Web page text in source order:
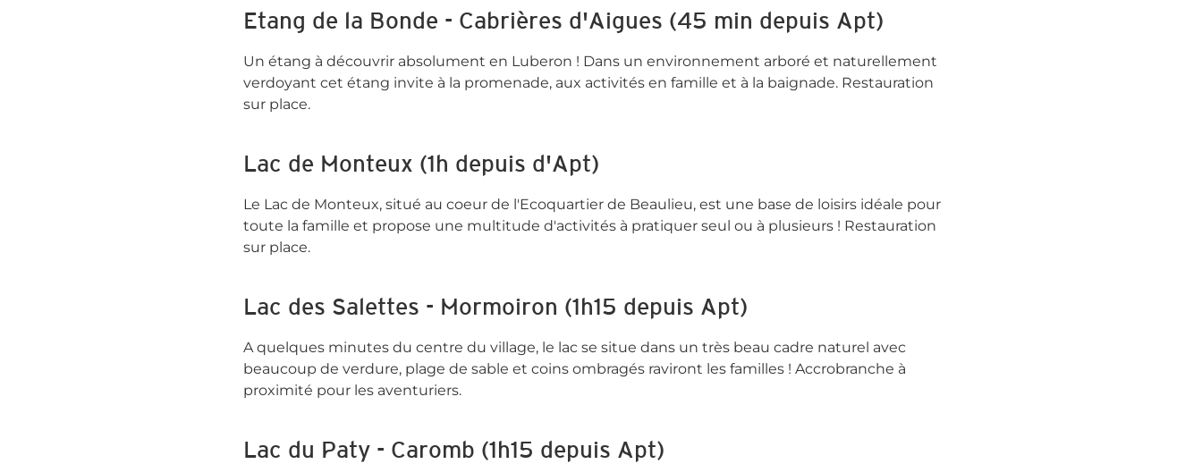
Etang de la Bonde - Cabrières d'Aigues (45 min depuis Apt)
Un étang à découvrir absolument en Luberon ! Dans un environnement arboré et naturellement
verdoyant cet étang invite à la promenade, aux activités en famille et à la baignade. Restauration
sur place.
Lac de Monteux (1h depuis d'Apt)
Le Lac de Monteux, situé au coeur de l'Ecoquartier de Beaulieu, est une base de loisirs idéale pour
toute la famille et propose une multitude d'activités à pratiquer seul ou à plusieurs ! Restauration
sur place.
Lac des Salettes - Mormoiron (1h15 depuis Apt)
A quelques minutes du centre du village, le lac se situe dans un très beau cadre naturel avec
beaucoup de verdure, plage de sable et coins ombragés raviront les familles ! Accrobranche à
proximité pour les aventuriers.
Lac du Paty - Caromb (1h15 depuis Apt)